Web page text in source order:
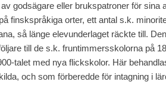
godsägare eller brukspatroner för sina
finskspråkiga orter, ett antal s.k.
så länge elevunderlaget räckte till.
till de s.k. fruntimmersskolorna på
talet med nya flickskolor. Här
och som förberedde för intagning i